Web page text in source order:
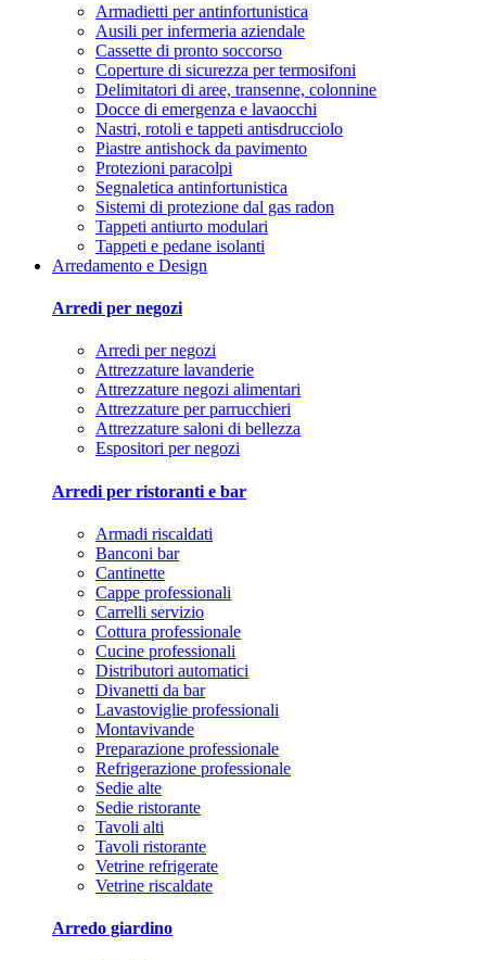
Armadietti per antinfortunistica
Ausili per infermeria aziendale
Cassette di pronto soccorso
Coperture di sicurezza per termosifoni
Delimitatori di aree, transenne, colonnine
Docce di emergenza e lavaocchi
Nastri, rotoli e tappeti antisdrucciolo
Piastre antishock da pavimento
Protezioni paracolpi
Segnaletica antinfortunistica
Sistemi di protezione dal gas radon
Tappeti antiurto modulari
Tappeti e pedane isolanti
Arredamento e Design
Arredi per negozi
Arredi per negozi
Attrezzature lavanderie
Attrezzature negozi alimentari
Attrezzature per parrucchieri
Attrezzature saloni di bellezza
Espositori per negozi
Arredi per ristoranti e bar
Armadi riscaldati
Banconi bar
Cantinette
Cappe professionali
Carrelli servizio
Cottura professionale
Cucine professionali
Distributori automatici
Divanetti da bar
Lavastoviglie professionali
Montavivande
Preparazione professionale
Refrigerazione professionale
Sedie alte
Sedie ristorante
Tavoli alti
Tavoli ristorante
Vetrine refrigerate
Vetrine riscaldate
Arredo giardino